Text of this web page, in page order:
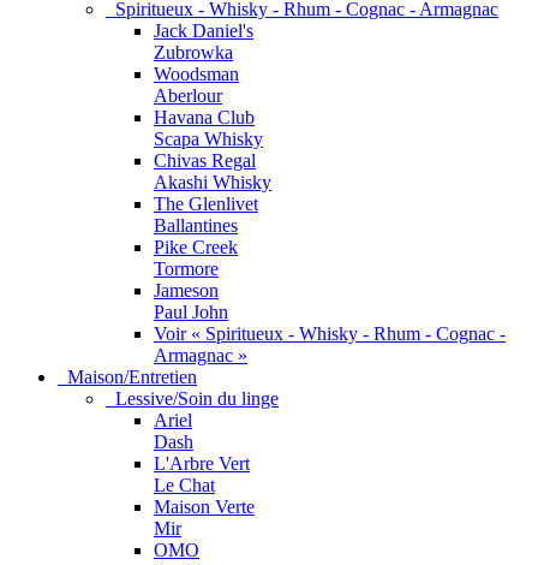
Spiritueux - Whisky - Rhum - Cognac - Armagnac
Jack Daniel's
Zubrowka
Woodsman
Aberlour
Havana Club
Scapa Whisky
Chivas Regal
Akashi Whisky
The Glenlivet
Ballantines
Pike Creek
Tormore
Jameson
Paul John
Voir « Spiritueux - Whisky - Rhum - Cognac -
Armagnac »
Maison/Entretien
Lessive/Soin du linge
Ariel
Dash
L'Arbre Vert
Le Chat
Maison Verte
Mir
OMO